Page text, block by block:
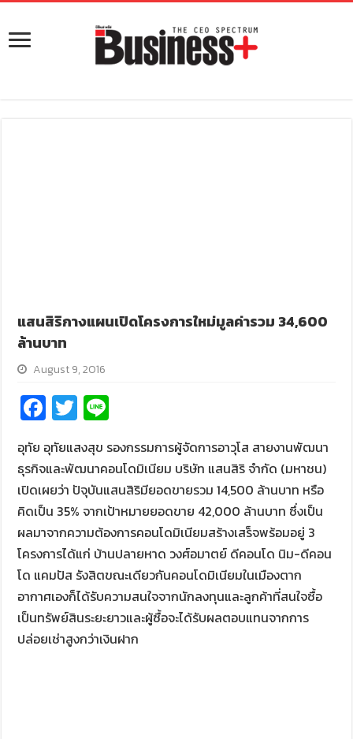
แสนสิริกางแผนเปิดโครงการใหม่มูลค่ารวม 34,600
ล้านบาท
August 9, 2016
Fa
ce
b
o
o
k
T
wi
tt
er
e
อุทัย อุทัยแสงสุข รองกรรมการผู้จัดการอาวุโส สายงานพัฒนา
ธุรกิจและพัฒนาคอนโดมิเนียม บริษัท แสนสิริ จำกัด (มหาชน)
เปิดเผยว่า ปัจุบันแสนสิริมียอดขายรวม 14,500 ล้านบาท หรือ
คิดเป็น 35% จากเป้าหมายยอดขาย 42,000 ล้านบาท ซึ่งเป็น
ผลมาจากความต้องการคอนโดมิเนียมสร้างเสร็จพร้อมอยู่ 3
โครงการได้แก่ บ้านปลายหาด วงศ์อมาตย์ ดีคอนโด นิม-ดีคอน
โด แคมปัส รังสิตขณะเดียวกันคอนโดมิเนียมในเมืองตาก
อากาศเองก็ได้รับความสนใจจากนักลงทุนและลูกค้าที่สนใจซื้อ
เป็นทรัพย์สินระยะยาวและผู้ซื้อจะได้รับผลตอบแทนจากการ
ปล่อยเช่าสูงกว่าเงินฝาก